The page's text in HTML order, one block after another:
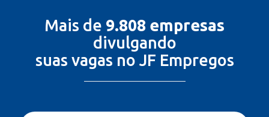
Mais de 9.808 empresas
divulgando
suas vagas no JF Empregos